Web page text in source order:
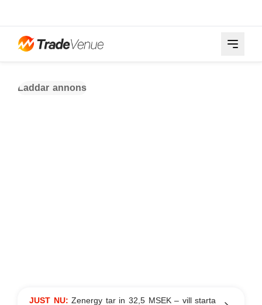
Laddar annons
JUST NU:Zenergy tar in 32,5 MSEK – vill starta